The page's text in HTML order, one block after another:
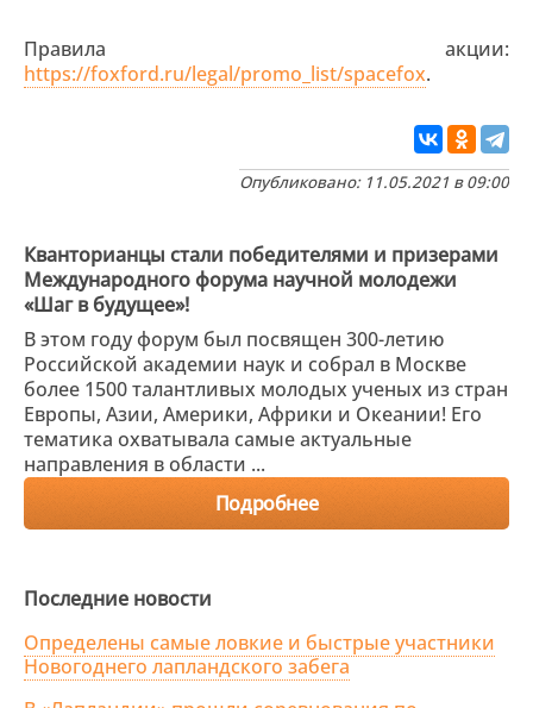
Правила акции:
https://foxford.ru/legal/promo_list/spacefox.
Опубликовано: 11.05.2021 в 09:00
Кванторианцы стали победителями и призерами
Международного форума научной молодежи
«Шаг в будущее»!
В этом году форум был посвящен 300-летию
Российской академии наук и собрал в Москве
более 1500 талантливых молодых ученых из стран
Европы, Азии, Америки, Африки и Океании! Его
тематика охватывала самые актуальные
направления в области ...
Подробнее
Последние новости
Определены самые ловкие и быстрые участники
Новогоднего лапландского забега